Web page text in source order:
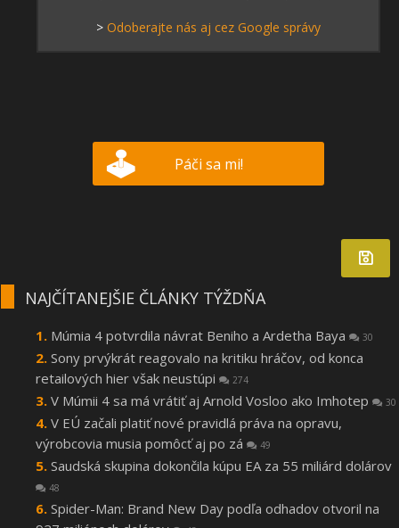
> Odoberajte nás aj cez Google správy
Páči sa mi!
NAJČÍTANEJŠIE ČLÁNKY TÝŽDŇA
Múmia 4 potvrdila návrat Beniho a Ardetha Baya 30
Sony prvýkrát reagovalo na kritiku hráčov, od konca
retailových hier však neustúpi
274
V Múmii 4 sa má vrátiť aj Arnold Vosloo ako Imhotep 30
V EÚ začali platiť nové pravidlá práva na opravu,
výrobcovia musia pomôcť aj po zá
49
Saudská skupina dokončila kúpu EA za 55 miliárd dolárov
48
Spider-Man: Brand New Day podľa odhadov otvoril na